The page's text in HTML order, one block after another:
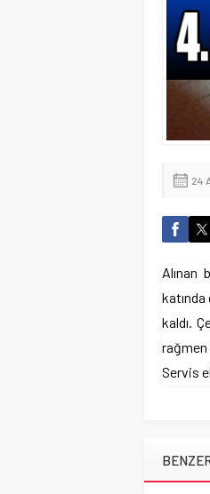
24
Alınan
kaldı.
rağmen
Servis